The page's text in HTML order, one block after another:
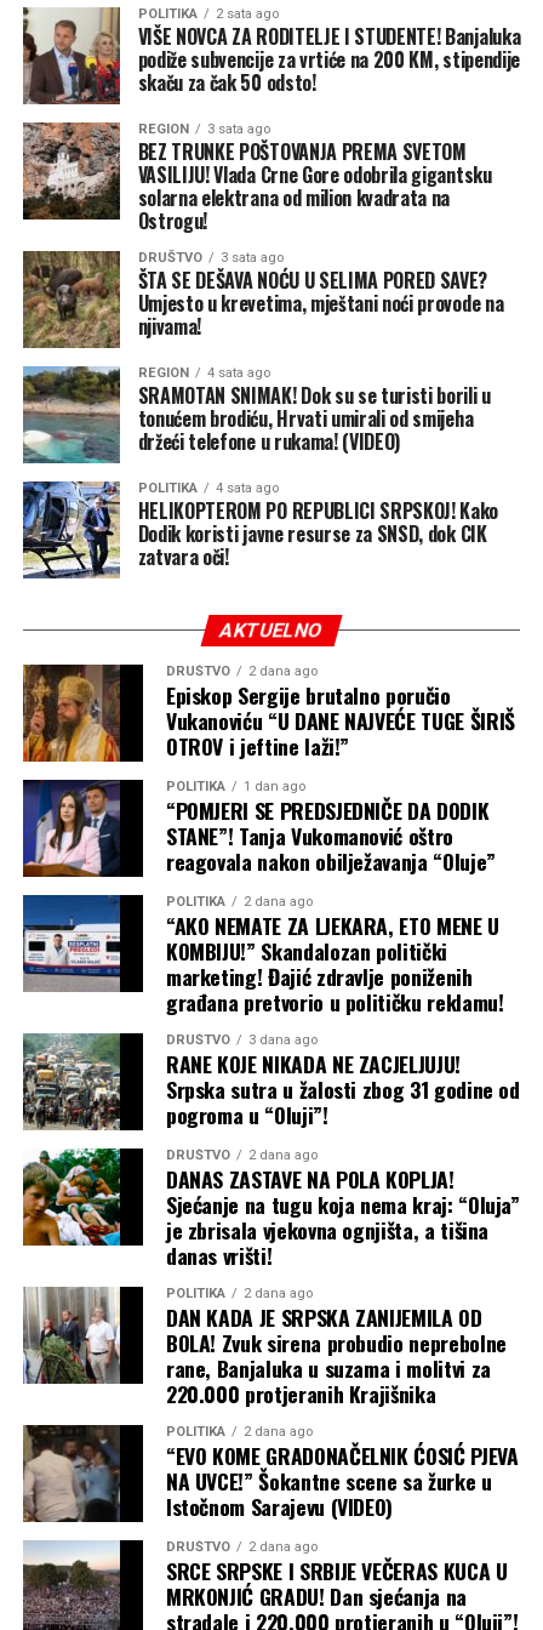
sva potrebna dokumentacija.
prag tolerancije. Niz je nepravilnosti — SNSD je
organizovao druženje penzionera u Tesliću, sankcija nije
bilo, CIK kaže da to nije bila preuranjena izborna
kampanja“, poručuju iz Transparensi internešnela BiH.
BN
POLITIKA 2 sata ago
VIŠE NOVCA ZA RODITELJE I STUDENTE! Banjaluka
podiže subvencije za vrtiće na 200 KM, stipendije
skaču za čak 50 odsto!
REGION 3 sata ago
BEZ TRUNKE POŠTOVANJA PREMA SVETOM
VASILIJU! Vlada Crne Gore odobrila gigantsku
solarna elektrana od milion kvadrata na
Ostrogu!
DRUŠTVO 3 sata ago
ŠTA SE DEŠAVA NOĆU U SELIMA PORED SAVE?
Umjesto u krevetima, mještani noći provode na
njivama!
REGION 4 sata ago
SRAMOTAN SNIMAK! Dok su se turisti borili u
tonućem brodiću, Hrvati umirali od smijeha
držeći telefone u rukama! (VIDEO)
POLITIKA 4 sata ago
HELIKOPTEROM PO REPUBLICI SRPSKOJ! Kako
Dodik koristi javne resurse za SNSD, dok CIK
zatvara oči!
AKTUELNO
DRUŠTVO 2 dana ago
Episkop Sergije brutalno poručio
Vukanoviću “U DANE NAJVEĆE TUGE ŠIRIŠ
OTROV i jeftine laži!”
POLITIKA 1 dan ago
“POMJERI SE PREDSJEDNIČE DA DODIK
STANE”! Tanja Vukomanović oštro
reagovala nakon obilježavanja “Oluje”
POLITIKA 2 dana ago
“AKO NEMATE ZA LJEKARA, ETO MENE U
KOMBIJU!” Skandalozan politički
marketing! Đajić zdravlje poniženih
građana pretvorio u političku reklamu!
DRUŠTVO 3 dana ago
RANE KOJE NIKADA NE ZACJELJUJU!
Srpska sutra u žalosti zbog 31 godine od
pogroma u “Oluji”!
DRUŠTVO 2 dana ago
DANAS ZASTAVE NA POLA KOPLJA!
Sjećanje na tugu koja nema kraj: “Oluja”
je zbrisala vjekovna ognjišta, a tišina
danas vrišti!
POLITIKA 2 dana ago
DAN KADA JE SRPSKA ZANIJEMILA OD
BOLA! Zvuk sirena probudio neprebolne
rane, Banjaluka u suzama i molitvi za
220.000 protjeranih Krajišnika
POLITIKA 2 dana ago
“EVO KOME GRADONAČELNIK ĆOSIĆ PJEVA
NA UVCE!” Šokantne scene sa žurke u
Istočnom Sarajevu (VIDEO)
DRUŠTVO 2 dana ago
SRCE SRPSKE I SRBIJE VEČERAS KUCA U
MRKONJIĆ GRADU! Dan sjećanja na
stradale i 220.000 protjeranih u “Oluji”!